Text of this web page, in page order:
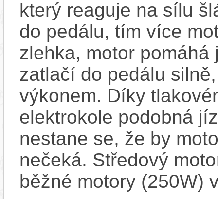
který reaguje na sílu
do pedálu, tím více
zlehka, motor
zatlačí do pedálu
výkonem. Díky
elektrokole podobná
nestane se, že by
nečeká. Středový
běžné motory (250W)